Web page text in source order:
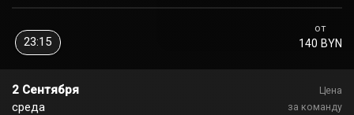
от
140 BYN
23:15
2 Сентября
среда
Цена
за команду